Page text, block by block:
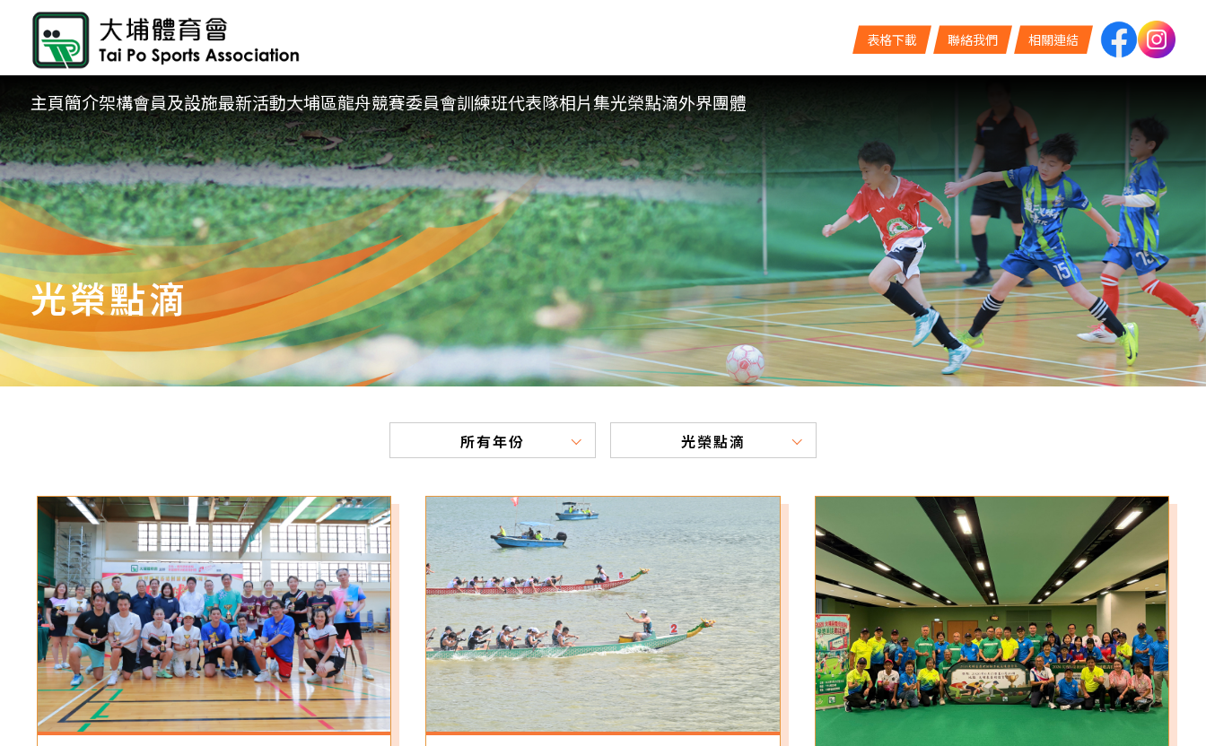
表格下載 聯絡我們 相關連結
主頁簡介架構會員及設施最新活動大埔區龍舟競賽委員會訓練班代表隊相片集光榮點滴外界團體
光榮點滴
所有年份 光榮點滴